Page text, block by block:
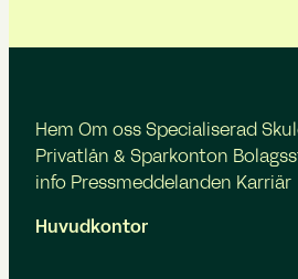
Hem Om oss Specialiserad
Privatlån & Sparkonton
info Pressmeddelanden Karriär
Huvudkontor